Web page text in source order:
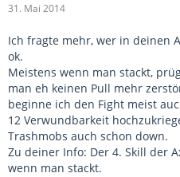
31. Mai 2014
Ich fragte mehr, wer in deinen
ok.
Meistens wenn man stackt,
man eh keinen Pull mehr
beginne ich den Fight meist
12 Verwundbarkeit
Trashmobs auch schon down.
Zu deiner Info: Der 4. Skill der
wenn man stackt.